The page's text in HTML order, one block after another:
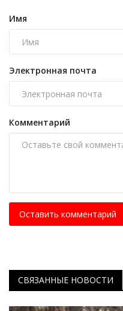
Имя
Электронная почта
Комментарий
Оставить комментарий
СВЯЗАННЫЕ НОВОСТИ